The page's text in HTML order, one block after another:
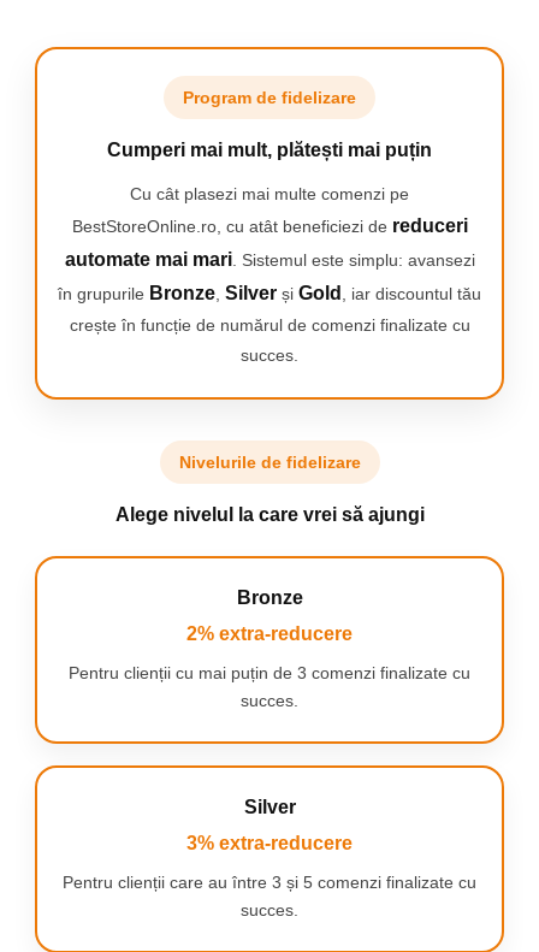
Centuri de Slabit
Componente si Piese Biciclete
TV, Audio-Video & Foto
Casti Wireless
Videoproiectoare
Program de fidelizare
Cumperi mai mult, plătești mai puțin
Cu cât plasezi mai multe comenzi pe
BestStoreOnline.ro, cu atât beneficiezi de reduceri
automate mai mari. Sistemul este simplu: avansezi
în grupurile Bronze Silver și Gold
, iar discountul tău
crește în funcție de numărul de comenzi finalizate cu
succes.
Nivelurile de fidelizare
Alege nivelul la care vrei să ajungi
Bronze
2% extra-reducere
Pentru clienții cu mai puțin de 3 comenzi finalizate cu
succes.
Silver
3% extra-reducere
Pentru clienții care au între 3 și 5 comenzi finalizate cu
succes.